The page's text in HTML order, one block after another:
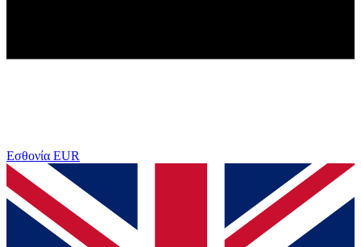
Εσθονία EUR